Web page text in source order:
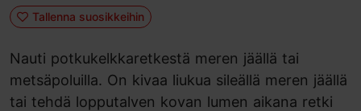
Tallenna suosikkeihin
Nauti potkukelkkaretkestä meren jäällä tai
metsäpoluilla. On kivaa liukua sileällä meren jäällä
tai tehdä lopputalven kovan lumen aikana retki